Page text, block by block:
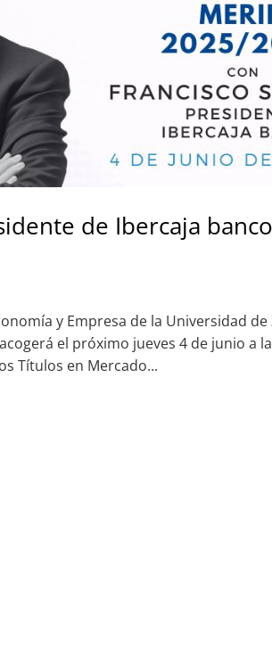
de Ibercaja
y Empresa de la Universidad
el próximo jueves 4 de junio a
Títulos en Mercado...